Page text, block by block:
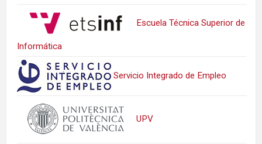
Escuela Técnica Superior de
Informática
Servicio Integrado de Empleo
UPV